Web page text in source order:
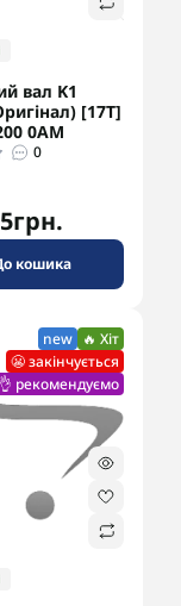
вал K1
[17T]
0AM
0
кошика
new 🔥 Хіт
😬 закінчується
👌 рекомендуємо